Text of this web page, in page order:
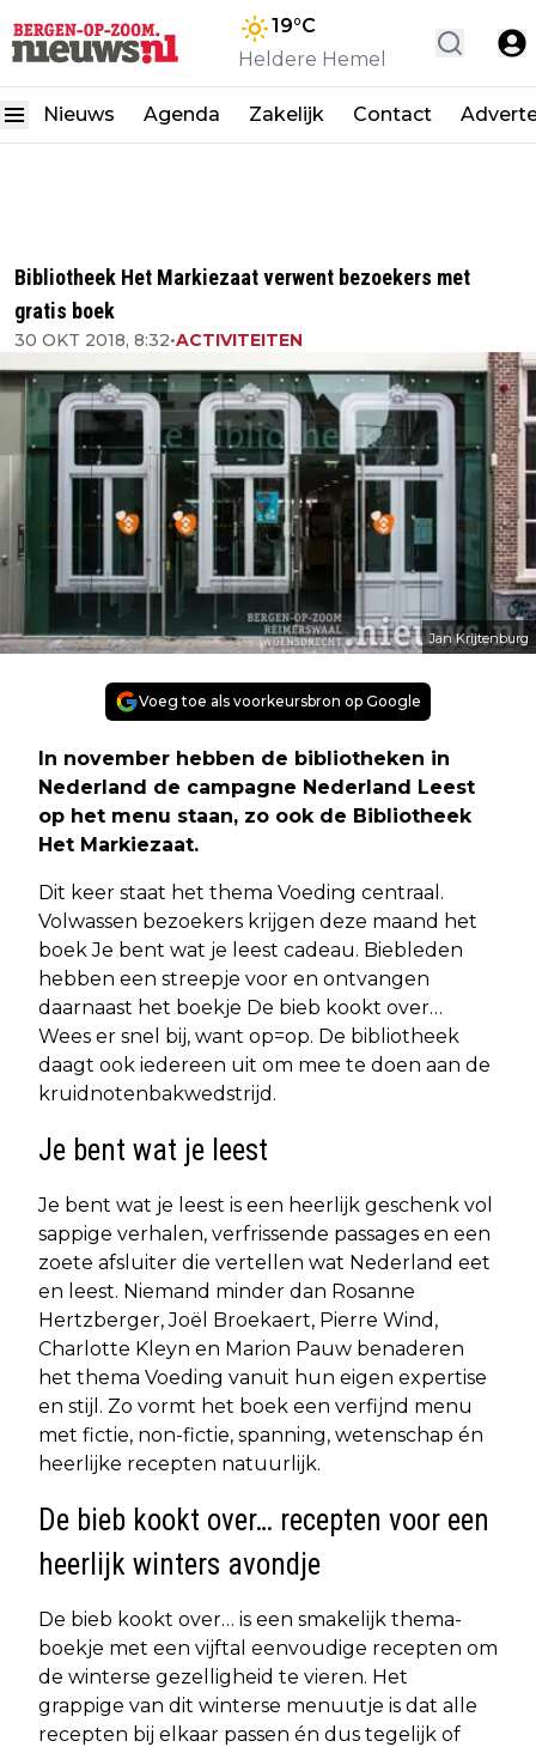
19°C
Heldere Hemel
Nieuws Agenda Zakelijk Contact
Bibliotheek Het Markiezaat verwent bezoekers met
gratis boek
30 OKT 2018, 8:32•ACTIVITEITEN
Jan Krijtenburg
Voeg toe als voorkeursbron op Google
In november hebben de bibliotheken in
Nederland de campagne Nederland Leest
op het menu staan, zo ook de Bibliotheek
Het Markiezaat.
Dit keer staat het thema Voeding centraal.
Volwassen bezoekers krijgen deze maand het
boek Je bent wat je leest cadeau. Biebleden
hebben een streepje voor en ontvangen
daarnaast het boekje De bieb kookt over…
Wees er snel bij, want op=op. De bibliotheek
daagt ook iedereen uit om mee te doen aan de
kruidnotenbakwedstrijd.
Je bent wat je leest
Je bent wat je leest is een heerlijk geschenk vol
sappige verhalen, verfrissende passages en een
zoete afsluiter die vertellen wat Nederland eet
en leest. Niemand minder dan Rosanne
Hertzberger, Joël Broekaert, Pierre Wind,
Charlotte Kleyn en Marion Pauw benaderen
het thema Voeding vanuit hun eigen expertise
en stijl. Zo vormt het boek een verfijnd menu
met fictie, non-fictie, spanning, wetenschap én
heerlijke recepten natuurlijk.
De bieb kookt over… recepten voor een
heerlijk winters avondje
De bieb kookt over… is een smakelijk thema-
boekje met een vijftal eenvoudige recepten om
de winterse gezelligheid te vieren. Het
grappige van dit winterse menuutje is dat alle
recepten bij elkaar passen én dus tegelijk of